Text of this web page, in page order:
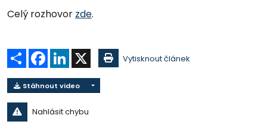
Celý rozhovor zde.
Sdílet Facebook
LinkedIn Vytisknout článek
Stáhnout video
Nahlásit chybu